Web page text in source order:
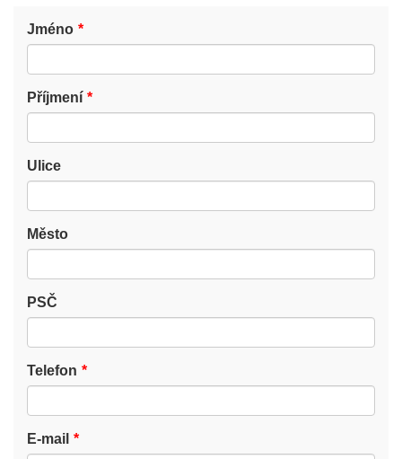
Jméno
Příjmení
Ulice
Město
PSČ
Telefon
E-mail